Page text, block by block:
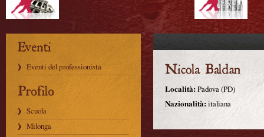
Eventi del professionista
Scuola
Milonga
Località: Padova (PD)
Nazionalità: italiana